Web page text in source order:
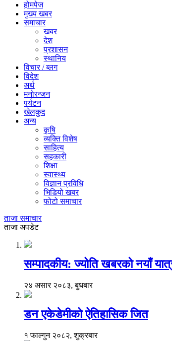
होमपेज
मुख्य खबर
समाचार
खबर
देश
प्रशासन
स्थानिय
विचार / ब्लग
विदेश
अर्थ
मनोरन्जन
पर्यटन
खेलकुद
अन्य
कृषि
व्यक्ति विशेष
साहित्य
सहकारी
शिक्षा
स्वास्थ्य
विज्ञान प्रविधि
भिडियो खबर
फोटो समाचार
ताजा समाचार
ताजा अपडेट
सम्पादकीय: ज्योति खबरको नयाँ
२४ असार २०८३, बुधबार
डन एकेडेमीको ऐतिहासिक जित
१ फाल्गुन २०८२, शुक्रबार